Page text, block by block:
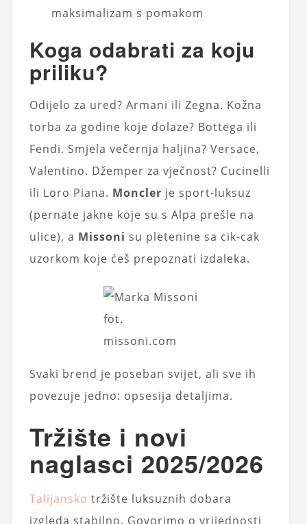
maksimalizam s pomakom
Koga odabrati za koju
priliku?
Odijelo za ured? Armani ili Zegna. Kožna
torba za godine koje dolaze? Bottega ili
Fendi. Smjela večernja haljina? Versace,
Valentino. Džemper za vječnost? Cucinelli
ili Loro Piana. Moncler je sport-luksuz
(pernate jakne koje su s Alpa prešle na
ulice), a Missoni su pletenine sa cik-cak
uzorkom koje ćeš prepoznati izdaleka.
fot.
missoni.com
Svaki brend je poseban svijet, ali sve ih
povezuje jedno: opsesija detaljima.
Tržište i novi
naglasci 2025/2026
Talijansko tržište luksuznih dobara
izgleda stabilno. Govorimo o vrijednosti